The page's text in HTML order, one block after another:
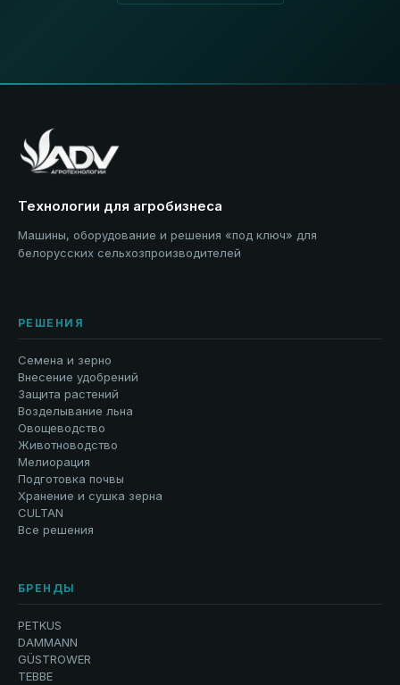
Технологии для агробизнеса
Машины, оборудование и решения «под ключ» для
белорусских сельхозпроизводителей
РЕШЕНИЯ
Семена и зерно
Внесение удобрений
Защита растений
Возделывание льна
Овощеводство
Животноводство
Мелиорация
Подготовка почвы
Хранение и сушка зерна
CULTAN
Все решения
БРЕНДЫ
PETKUS
DAMMANN
GÜSTROWER
TEBBE